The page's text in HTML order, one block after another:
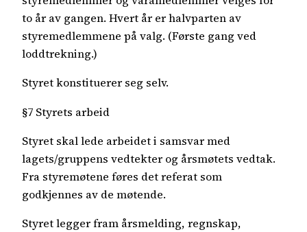
to år av gangen. Hvert år er halvparten av
styremedlemmene på valg. (Første gang ved
loddtrekning.)
Styret konstituerer seg selv.
§7 Styrets arbeid
Styret skal lede arbeidet i samsvar med
lagets/gruppens vedtekter og årsmøtets vedtak.
Fra styremøtene føres det referat som
godkjennes av de møtende.
Styret legger fram årsmelding, regnskap,